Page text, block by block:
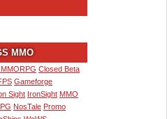
MMO
Closed Beta
Gameforge
Sight IronSight MMO
NosTale Promo